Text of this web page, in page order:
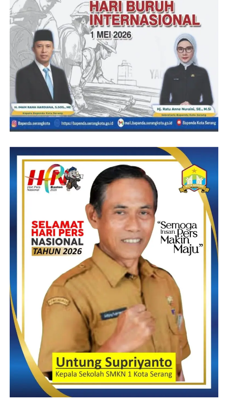
bekerja semaksimal mungkin, dalam mengatasi dan mencegah
Stunting,” ungkapnya.
Turut hadir dalam kegiatan tersebut Camat Ciomas, Kapolsek
Ciomas, Kepala UPT Puskesmas Ciomas, Kades Ujung Tebu
Babinsa Koramil 0602-12/Ciomas, Staf Desa dan Masyarakat
serta Kader Desa Ujung tebu.
Dian – S.Andin
Post Views: 15